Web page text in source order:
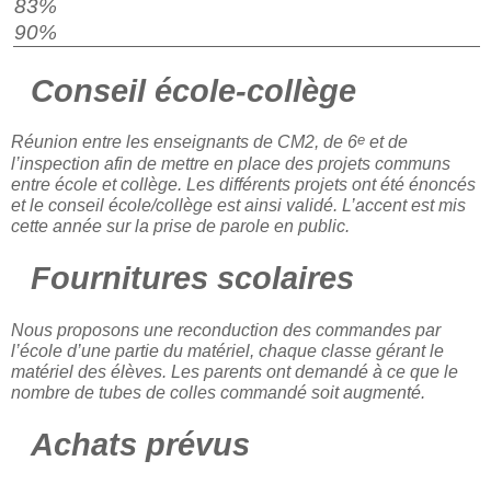
83%
90%
Conseil école-collège
Réunion entre les enseignants de CM2, de 6e et de
l’inspection afin de mettre en place des projets communs
entre école et collège. Les différents projets ont été énoncés
et le conseil école/collège est ainsi validé. L’accent est mis
cette année sur la prise de parole en public.
Fournitures scolaires
Nous proposons une reconduction des commandes par
l’école d’une partie du matériel, chaque classe gérant le
matériel des élèves. Les parents ont demandé à ce que le
nombre de tubes de colles commandé soit augmenté.
Achats prévus